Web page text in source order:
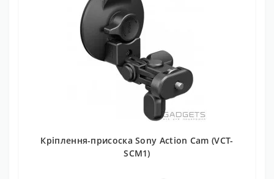
Кріплення-присоска Sony Action Cam (VCT-
SCM1)